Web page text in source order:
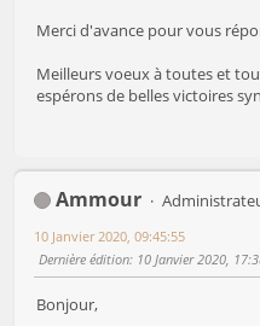
Merci d'avance pour vous
Meilleurs voeux à toutes et
espérons de belles victoires
Ammour
10 Janvier 2020, 09:45:55
Dernière édition: 10 Janvier 2020,
Bonjour,